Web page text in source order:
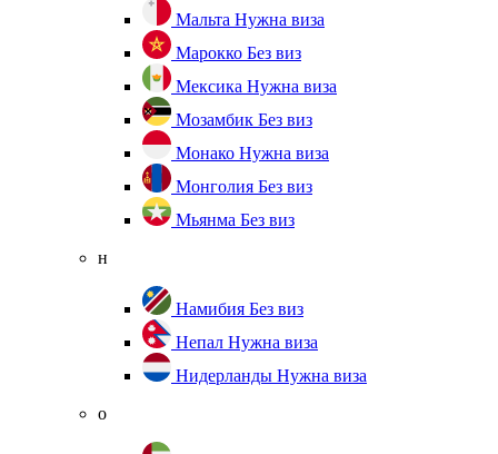
Мальта Нужна виза
Марокко Без виз
Мексика Нужна виза
Мозамбик Без виз
Монако Нужна виза
Монголия Без виз
Мьянма Без виз
н
Намибия Без виз
Непал Нужна виза
Нидерланды Нужна виза
о